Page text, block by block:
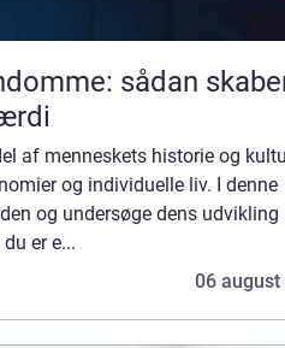
sådan
af menneskets historie og
og individuelle liv. I denne
og undersøge dens udvikling
er e...
06 august